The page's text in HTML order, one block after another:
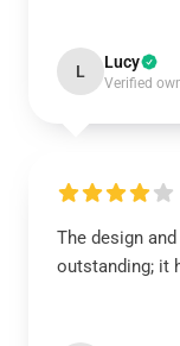
L Lucy
Verified
The design
outstanding; it